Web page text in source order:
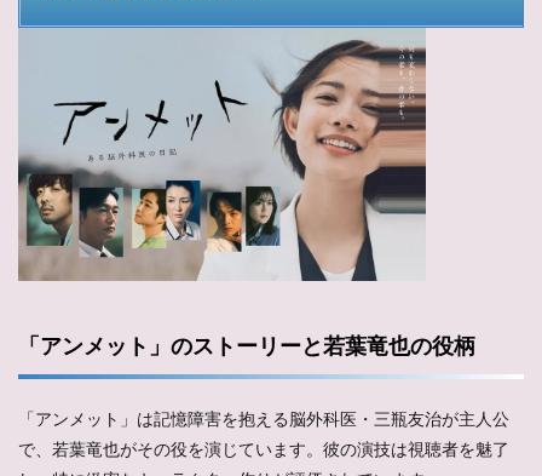
「アンメット」のストーリーと若葉竜也の役柄
「アンメット」は記憶障害を抱える脳外科医・三瓶友治が主人公
で、若葉竜也がその役を演じています。彼の演技は視聴者を魅了